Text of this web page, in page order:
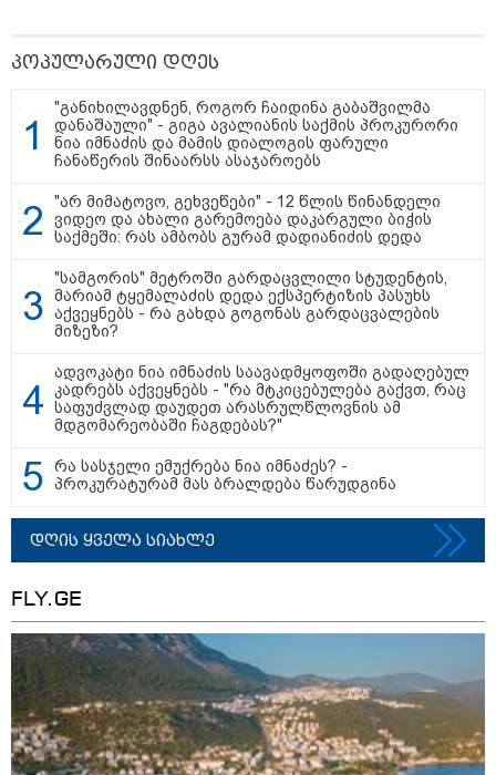
თბილისი - ანტალია 969.80
ლარიდან
თბილისი - ჰერაკლიონი 1698.80
თბილისი - ბუდაპეშტი 1421.00
ლარიდან
თბილისი - რომი 1764.80 ლარიდან
მნიშვნელოვანი ინფორმაცია
პოპულარული დღეს
"განიხილავდნენ, როგორ ჩაიდინა გაბაშვილმა
დანაშაული" - გიგა ავალიანის საქმის პროკურორი
ნია იმნაძის და მამის დიალოგის ფარული
ჩანაწერის შინაარსს ასაჯაროებს
"არ მიმატოვო, გეხვეწები" - 12 წლის წინანდელი
ვიდეო და ახალი გარემოება დაკარგული ბიჭის
საქმეში: რას ამბობს გურამ დადიანიძის დედა
"სამგორის" მეტროში გარდაცვლილი სტუდენტის,
მარიამ ტყემალაძის დედა ექსპერტიზის პასუხს
აქვეყნებს - რა გახდა გოგონას გარდაცვალების
მიზეზი?
ადვოკატი ნია იმნაძის საავადმყოფოში გადაღებულ
კადრებს აქვეყნებს - "რა მტკიცებულება გაქვთ, რაც
საფუძვლად დაუდეთ არასრულწლოვნის ამ
მდგომარეობაში ჩაგდებას?"
რა სასჯელი ემუქრება ნია იმნაძეს? -
პროკურატურამ მას ბრალდება წარუდგინა
დღის ყველა სიახლე
FLY.GE